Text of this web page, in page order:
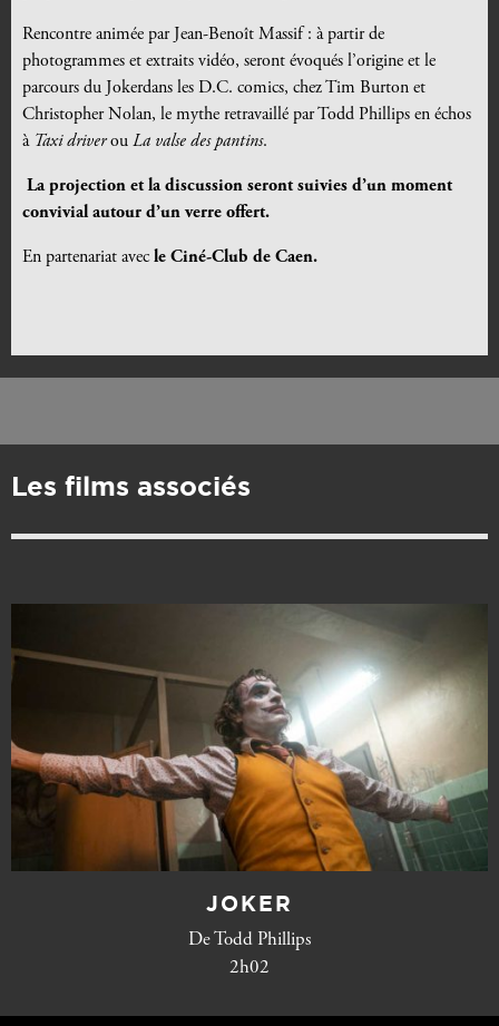
Rencontre animée par Jean-Benoît Massif : à partir de
photogrammes et extraits vidéo, seront évoqués l’origine et le
parcours du Jokerdans les D.C. comics, chez Tim Burton et
Christopher Nolan, le mythe retravaillé par Todd Phillips en échos
à Taxi driverou La valse des pantins.
La projection et la discussion seront suivies d’un moment
convivial autour d’un verre offert.
En partenariat avecle Ciné-Club de Caen.
Les films associés
JOKER
De Todd Phillips
2h02